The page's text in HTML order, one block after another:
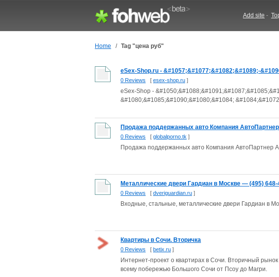
Add site -
Home / Tag "цена руб"
eSex-Shop.ru - &#1057;&#1077;&#1082;&#1089;-
0 Reviews [ esex-shop.ru ]
eSex-Shop -
&#1080;&#1085;&#1090;&#1080;&#1084;
Продажа поддержанных авто Компания
0 Reviews [ globalporno.tk ]
Продажа поддержанных авто Компания АвтоПартнер
Металлические двери Гардиан в Москве — (495) 648-
0 Reviews [ dveriguardian.ru ]
Входные, стальные, металлические двери Гардиан в
Квартиры в Сочи. Вторичка
0 Reviews [ betix.ru ]
Интернет-проект о квартирах в Сочи. Вторичный
всему побережью Большого Сочи от Псоу до Магри.